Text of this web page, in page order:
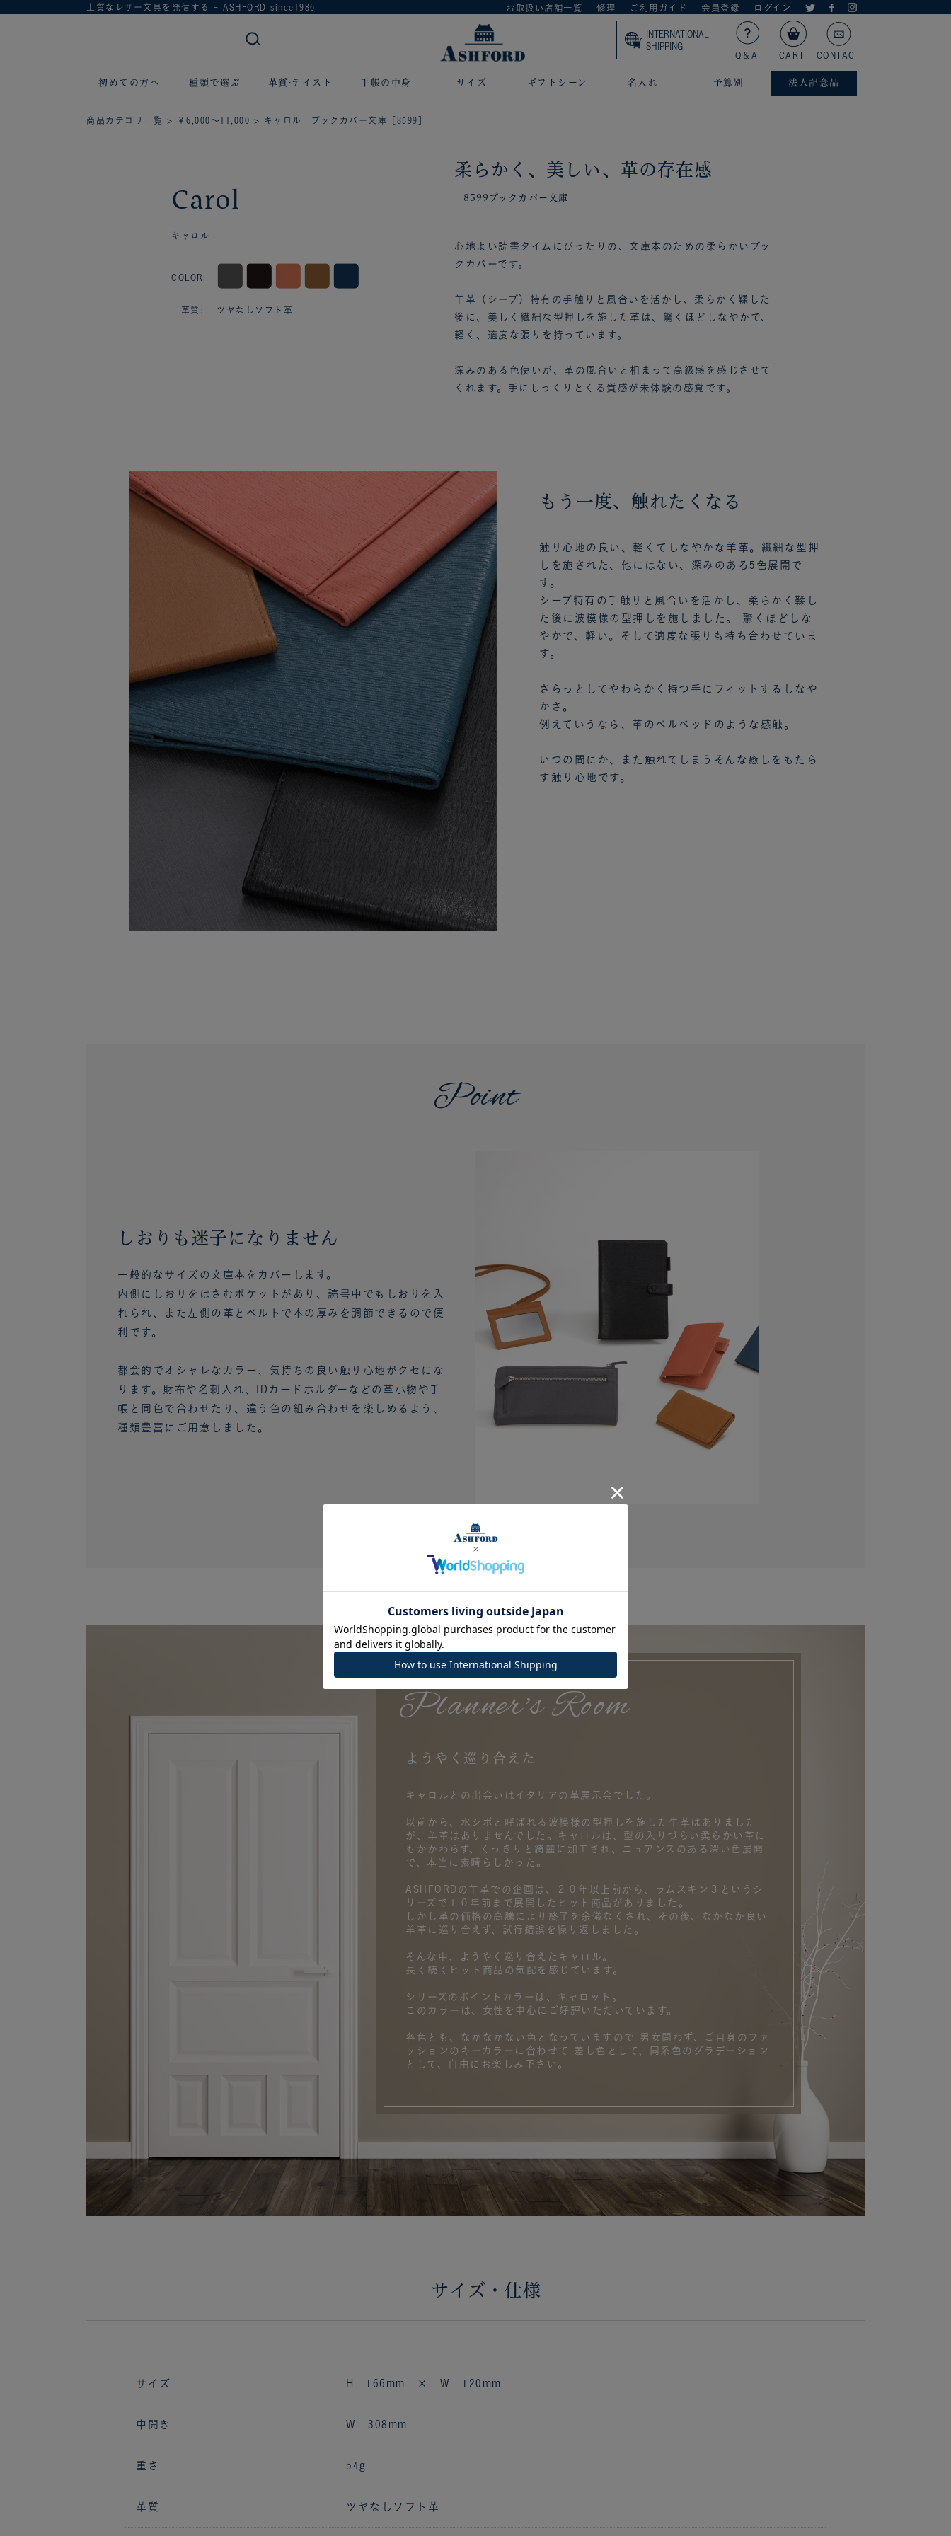
上質なレザー文具を発信する - ASHFORD since1986 お取扱い店舗一覧 修理 ご利用ガイド 会員登録 ログイン
INTERNATIONAL
SHIPPING
Q＆A
CART CONTACT
初めての方へ 種類で選ぶ 革質·テイスト 手帳の中身 サイズ ギフトシーン 名入れ 予算別 法人記念品
商品カテゴリ一覧 > ￥6,000～11,000 > キャロル ブックカバー文庫［8599］
Carol
キャロル
COLOR
革質: ツヤなしソフト革
柔らかく、美しい、革の存在感
8599ブックカバー文庫
心地よい読書タイムにぴったりの、文庫本のための柔らかいブッ
クカバーです。
羊革（シープ）特有の手触りと風合いを活かし、柔らかく鞣した
後に、美しく繊細な型押しを施した革は、驚くほどしなやかで、
軽く、適度な張りを持っています。
深みのある色使いが、革の風合いと相まって高級感を感じさせて
くれます。手にしっくりとくる質感が未体験の感覚です。
もう一度、触れたくなる
触り心地の良い、軽くてしなやかな羊革。繊細な型押
しを施された、他にはない、深みのある5色展開で
す。
シープ特有の手触りと風合いを活かし、柔らかく鞣し
た後に波模様の型押しを施しました。 驚くほどしな
やかで、軽い。そして適度な張りも持ち合わせていま
す。
さらっとしてやわらかく持つ手にフィットするしなや
かさ。
例えていうなら、革のベルベッドのような感触。
いつの間にか、また触れてしまうそんな癒しをもたら
す触り心地です。
Point
しおりも迷子になりません
一般的なサイズの文庫本をカバーします。
内側にしおりをはさむポケットがあり、読書中でもしおりを入
れられ、また左側の革とベルトで本の厚みを調節できるので便
利です。
都会的でオシャレなカラー、気持ちの良い触り心地がクセにな
ります。財布や名刺入れ、IDカードホルダーなどの革小物や手
帳と同色で合わせたり、違う色の組み合わせを楽しめるよう、
種類豊富にご用意しました。
Planner's Room
ようやく巡り合えた
キャロルとの出会いはイタリアの革展示会でした。
以前から、水シボと呼ばれる波模様の型押しを施した牛革はありました
が、羊革はありませんでした。キャロルは、型の入りづらい柔らかい革に
もかかわらず、くっきりと綺麗に加工され、ニュアンスのある深い色展開
で、本当に素晴らしかった。
ASHFORDの羊革での企画は、２０年以上前から、ラムスキン３というシ
リーズで１０年前まで展開したヒット商品がありました。
しかし革の価格の高騰により終了を余儀なくされ、その後、なかなか良い
羊革に巡り合えず、試行錯誤を繰り返しました。
そんな中、ようやく巡り合えたキャロル。
長く続くヒット商品の気配を感じています。
シリーズのポイントカラーは、キャロット。
このカラーは、女性を中心にご好評いただいています。
各色とも、なかなかない色となっていますので 男女問わず、ご自身のファ
ッションのキーカラーに合わせて 差し色として、同系色のグラデーション
として、自由にお楽しみ下さい。
サイズ・仕様
サイズ H 166mm × W 120mm
中開き W 308mm
重さ 54g
革質 ツヤなしソフト革